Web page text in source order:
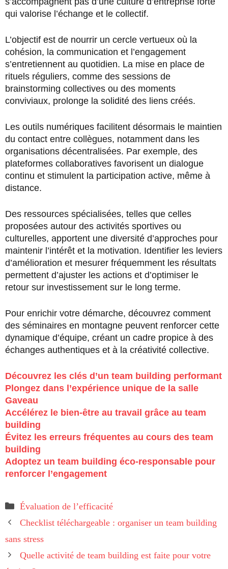
qui valorise l’échange et le collectif.
L’objectif est de nourrir un cercle vertueux où la
cohésion, la communication et l’engagement
s’entretiennent au quotidien. La mise en place de
rituels réguliers, comme des sessions de
brainstorming collectives ou des moments
conviviaux, prolonge la solidité des liens créés.
Les outils numériques facilitent désormais le maintien
du contact entre collègues, notamment dans les
organisations décentralisées. Par exemple, des
plateformes collaboratives favorisent un dialogue
continu et stimulent la participation active, même à
distance.
Des ressources spécialisées, telles que celles
proposées autour des activités sportives ou
culturelles, apportent une diversité d’approches pour
maintenir l’intérêt et la motivation. Identifier les leviers
d’amélioration et mesurer fréquemment les résultats
permettent d’ajuster les actions et d’optimiser le
retour sur investissement sur le long terme.
Pour enrichir votre démarche, découvrez comment
des séminaires en montagne peuvent renforcer cette
dynamique d’équipe, créant un cadre propice à des
échanges authentiques et à la créativité collective.
Découvrez les clés d’un team building performant
Plongez dans l’expérience unique de la salle
Gaveau
Accélérez le bien-être au travail grâce au team
building
Évitez les erreurs fréquentes au cours des team
building
Adoptez un team building éco-responsable pour
renforcer l’engagement
Catégories
Évaluation de l’efficacité
Checklist téléchargeable : organiser un team building
sans stress
Quelle activité de team building est faite pour votre